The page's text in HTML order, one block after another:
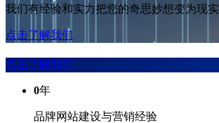
我们有经验和实力把您的奇思妙想变为现实
点击了解我们
点击了解我们
0年
品牌网站建设与营销经验